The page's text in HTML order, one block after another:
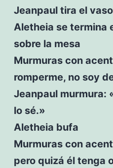
Jeanpaul tira el
Aletheia se termina
sobre la mesa
Murmuras con
romperme, no soy
Jeanpaul murmura:
lo sé.»
Aletheia bufa
Murmuras con
pero quizá él tenga